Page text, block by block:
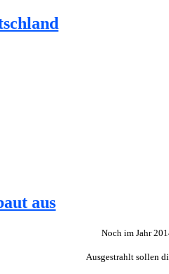
aus
Noch im Jahr
Ausgestrahlt sollen